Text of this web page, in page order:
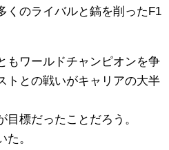
くのライバルと鎬を削ったF1
もワールドチャンピオンを争
トとの戦いがキャリアの大半
標だったことだろう。
。